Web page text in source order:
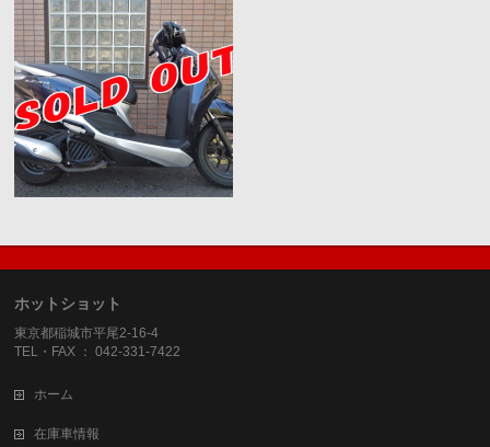
ホットショット
東京都稲城市平尾2-16-4
TEL・FAX ： 042-331-7422
ホーム
在庫車情報